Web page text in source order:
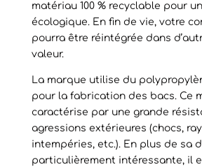
matériau 100 % recyclable pour
écologique. En fin de vie, votre
pourra être réintégrée dans
valeur.
La marque utilise du
pour la fabrication des bacs. Ce
caractérise par une grande
agressions extérieures (chocs,
intempéries, etc.). En plus de sa
particulièrement intéressante, il